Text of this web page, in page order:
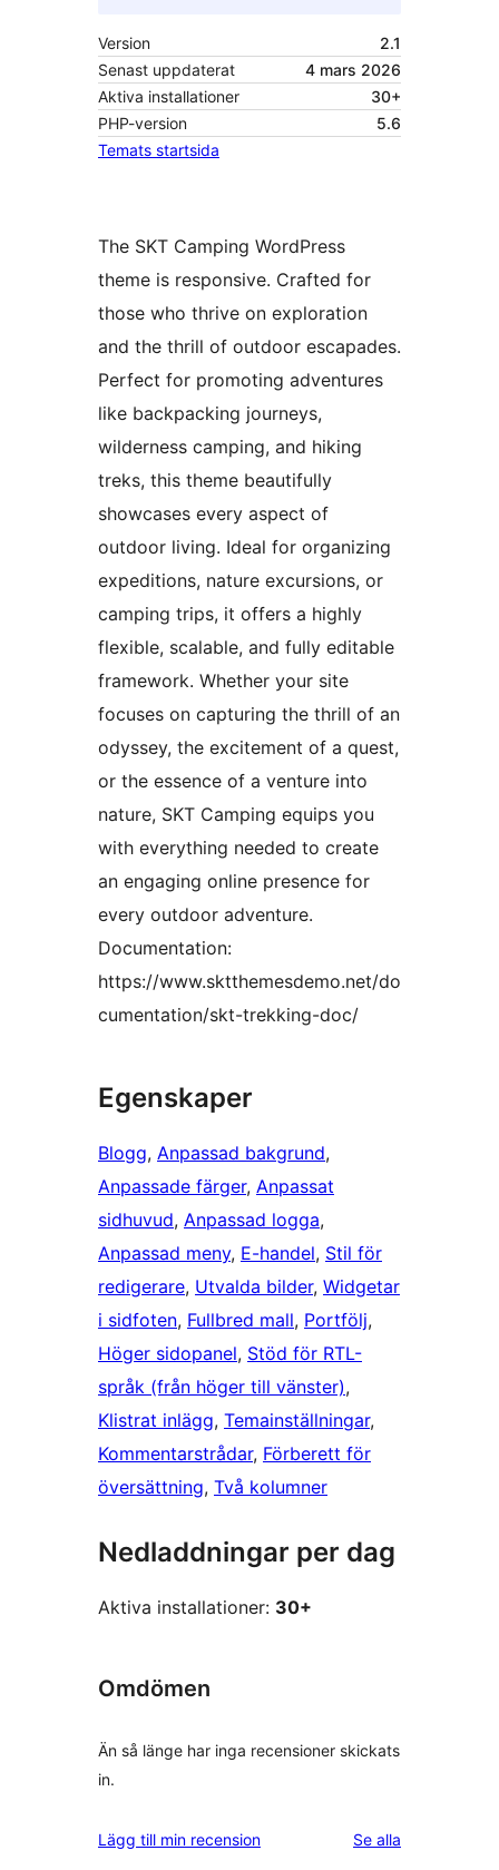
Version
2.1
Senast uppdaterat
4 mars 2026
Aktiva installationer
30+
PHP-version
5.6
Temats startsida
The SKT Camping WordPress
theme is responsive. Crafted for
those who thrive on exploration
and the thrill of outdoor escapades.
Perfect for promoting adventures
like backpacking journeys,
wilderness camping, and hiking
treks, this theme beautifully
showcases every aspect of
outdoor living. Ideal for organizing
expeditions, nature excursions, or
camping trips, it offers a highly
flexible, scalable, and fully editable
framework. Whether your site
focuses on capturing the thrill of an
odyssey, the excitement of a quest,
or the essence of a venture into
nature, SKT Camping equips you
with everything needed to create
an engaging online presence for
every outdoor adventure.
Documentation:
https://www.sktthemesdemo.net/do
cumentation/skt-trekking-doc/
Egenskaper
Blogg, Anpassad bakgrund
Anpassade färger, Anpassat
sidhuvud, Anpassad logga
Anpassad meny, E-handel, Stil för
redigerare, Utvalda bilder, Widgetar
i sidfoten, Fullbred mall, Portfölj
Höger sidopanel, Stöd för RTL-
språk (från höger till vänster)
Klistrat inlägg, Temainställningar
Kommentarstrådar, Förberett för
översättning, Två kolumner
Nedladdningar per dag
Aktiva installationer: 30+
Omdömen
Än så länge har inga recensioner skickats
in.
Lägg till min recension Se alla